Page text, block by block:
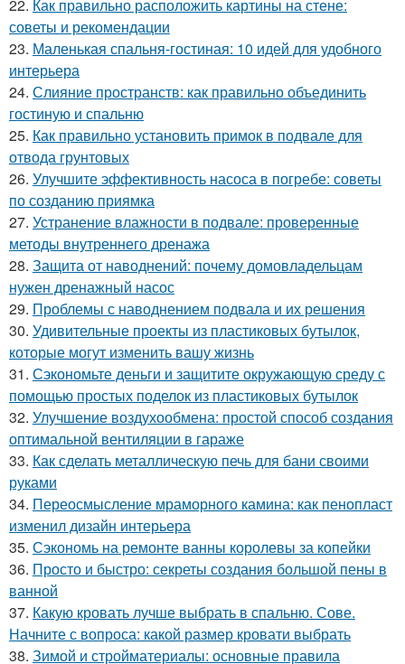
22. Как правильно расположить картины на стене:
советы и рекомендации
23. Маленькая спальня-гостиная: 10 идей для удобного
интерьера
24. Слияние пространств: как правильно объединить
гостиную и спальню
25. Как правильно установить примок в подвале для
отвода грунтовых
26. Улучшите эффективность насоса в погребе: советы
по созданию приямка
27. Устранение влажности в подвале: проверенные
методы внутреннего дренажа
28. Защита от наводнений: почему домовладельцам
нужен дренажный насос
29. Проблемы с наводнением подвала и их решения
30. Удивительные проекты из пластиковых бутылок,
которые могут изменить вашу жизнь
31. Сэкономьте деньги и защитите окружающую среду с
помощью простых поделок из пластиковых бутылок
32. Улучшение воздухообмена: простой способ создания
оптимальной вентиляции в гараже
33. Как сделать металлическую печь для бани своими
руками
34. Переосмысление мраморного камина: как пенопласт
изменил дизайн интерьера
35. Сэкономь на ремонте ванны королевы за копейки
36. Просто и быстро: секреты создания большой пены в
ванной
37. Какую кровать лучше выбрать в спальню. Сове.
Начните с вопроса: какой размер кровати выбрать
38. Зимой и стройматериалы: основные правила